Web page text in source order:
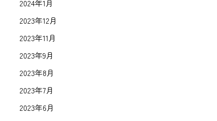
2024年1月
2023年12月
2023年11月
2023年9月
2023年8月
2023年7月
2023年6月